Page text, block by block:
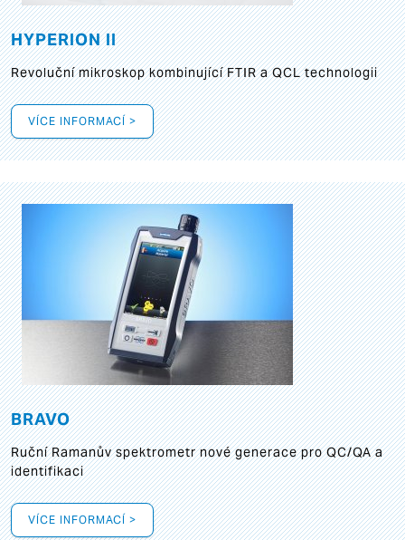
HYPERION II
Revoluční mikroskop kombinující FTIR a QCL technologii
VÍCE INFORMACÍ >
BRAVO
Ruční Ramanův spektrometr nové generace pro QC/QA a
identifikaci
VÍCE INFORMACÍ >